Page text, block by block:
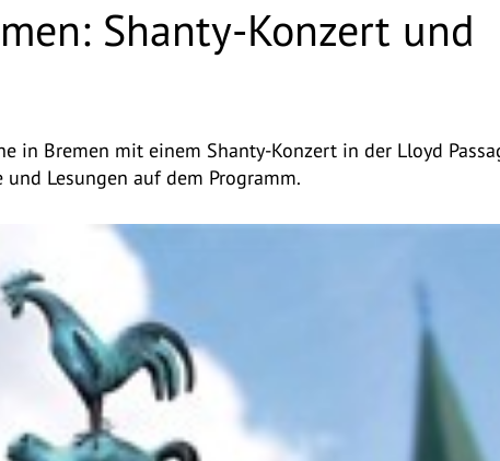
Shanty-Konzert und
in Bremen mit einem Shanty-Konzert in der Lloyd
Lesungen auf dem Programm.